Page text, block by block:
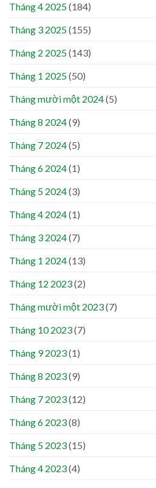
Tháng 4 2025(184)
Tháng 3 2025(155)
Tháng 2 2025(143)
Tháng 1 2025(50)
Tháng mười một 2024(5)
Tháng 8 2024(9)
Tháng 7 2024(5)
Tháng 6 2024(1)
Tháng 5 2024(3)
Tháng 4 2024(1)
Tháng 3 2024(7)
Tháng 1 2024(13)
Tháng 12 2023(2)
Tháng mười một 2023(7)
Tháng 10 2023(7)
Tháng 9 2023(1)
Tháng 8 2023(9)
Tháng 7 2023(12)
Tháng 6 2023(8)
Tháng 5 2023(15)
Tháng 4 2023(4)